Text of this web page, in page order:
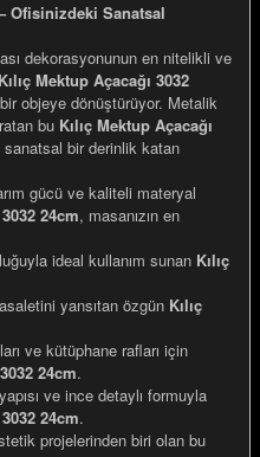
Ofisinizdeki Sanatsal
dekorasyonunun en nitelikli ve
Kılıç Mektup Açacağı 3032
objeye dönüştürüyor. Metalik
bu Kılıç Mektup Açacağı
sanatsal bir derinlik katan
gücü ve kaliteli materyal
24cm, masanızın en
ideal kullanım sunan Kılıç
asaletini yansıtan özgün Kılıç
ve kütüphane rafları için
24cm.
ve ince detaylı formuyla
24cm.
projelerinden biri olan bu